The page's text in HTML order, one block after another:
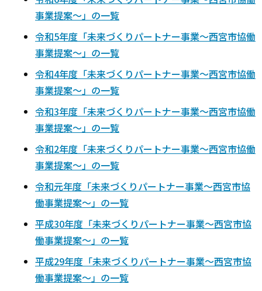
事業提案～」の一覧
令和5年度「未来づくりパートナー事業～西宮市協働
事業提案～」の一覧
令和4年度「未来づくりパートナー事業～西宮市協働
事業提案～」の一覧
令和3年度「未来づくりパートナー事業～西宮市協働
事業提案～」の一覧
令和2年度「未来づくりパートナー事業～西宮市協働
事業提案～」の一覧
令和元年度「未来づくりパートナー事業～西宮市協
働事業提案～」の一覧
平成30年度「未来づくりパートナー事業～西宮市協
働事業提案～」の一覧
平成29年度「未来づくりパートナー事業～西宮市協
働事業提案～」の一覧